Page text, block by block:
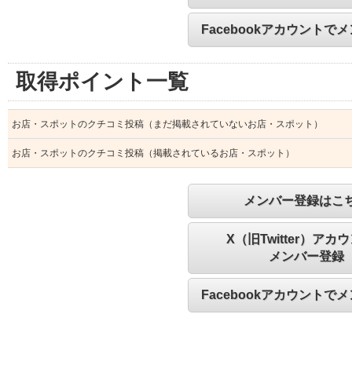
Facebookアカウントでメ
取得ポイント一覧
お店・スポットのクチコミ投稿（まだ掲載されていないお店・スポット）
お店・スポットのクチコミ投稿（掲載されているお店・スポット）
メンバー登録はこ
X（旧Twitter）アカウ
メンバー登録
Facebookアカウントでメ